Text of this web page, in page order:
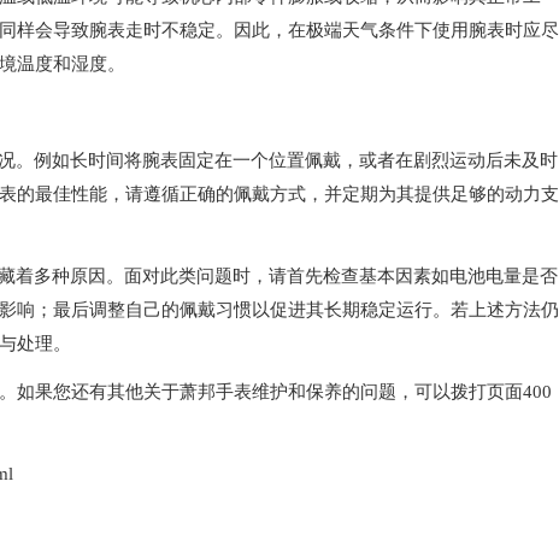
样会导致腕表走时不稳定。因此，在极端天气条件下使用腕表时应尽
温度和湿度。
例如长时间将腕表固定在一个位置佩戴，或者在剧烈运动后未及时
的最佳性能，请遵循正确的佩戴方式，并定期为其提供足够的动力支
多种原因。面对此类问题时，请首先检查基本因素如电池电量是否
响；最后调整自己的佩戴习惯以促进其长期稳定运行。若上述方法仍
处理。
如果您还有其他关于萧邦手表维护和保养的问题，可以拨打页面400